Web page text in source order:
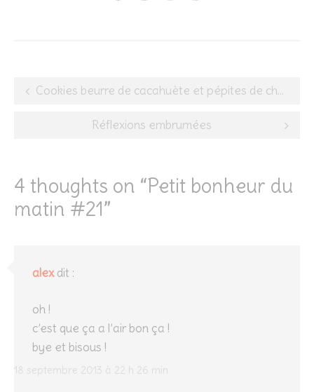
Post
navigation
Cookies beurre de cacahuète et pépites de chocolat
Réflexions embrumées
4 thoughts on “Petit bonheur du
matin #21”
alex dit :
18 septembre 2013 à 22 h 26 min
oh !
c’est que ça a l’air bon ça !
bye et bisous !